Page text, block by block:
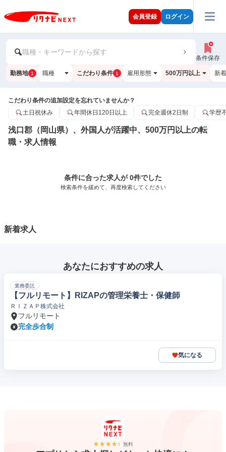
会員登録 ログイン
職種・キーワードから探す
条件保存
勤務地 1 職種 こだわり条件 1 雇用形態 500万円以上 新
こだわり条件の追加設定を忘れていませんか？
土日祝休み
年間休日120日以上 完全週休2日制 学歴
浅口郡（岡山県）、外国人が活躍中、500万円以上の転
職・求人情報
条件に合った求人が 0件でした
検索条件を緩めて、再度検索してください
新着求人
あなたにおすすめの求人
業務委託
【フルリモート】RIZAPの管理栄養士・保健師
ＲＩＺＡＰ株式会社
フルリモート
完全歩合制
気になる
無料